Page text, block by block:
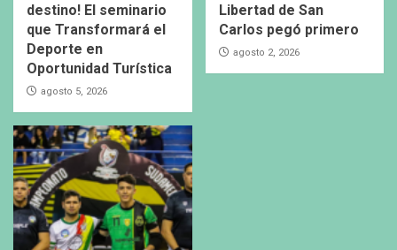
destino! El seminario
que Transformará el
Deporte en
Oportunidad Turística
agosto 5, 2026
Libertad de San
Carlos pegó primero
agosto 2, 2026